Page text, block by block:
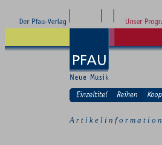
A r t i k e l i n f o r m a t i o n